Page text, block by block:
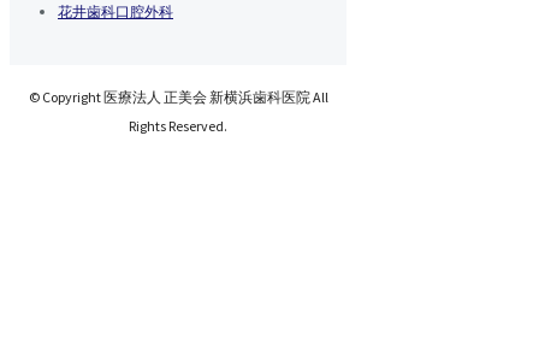
花井歯科口腔外科
© Copyright 医療法人 正美会 新横浜歯科医院 All
Rights Reserved.